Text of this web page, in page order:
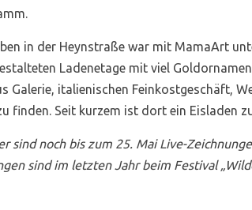
in der Heynstraße war mit MamaArt
Ladenetage mit viel
Galerie, italienischen Feinkostgeschäft,
finden. Seit kurzem ist dort ein Eisladen
sind noch bis zum 25. Mai Live-
sind im letzten Jahr beim Festival